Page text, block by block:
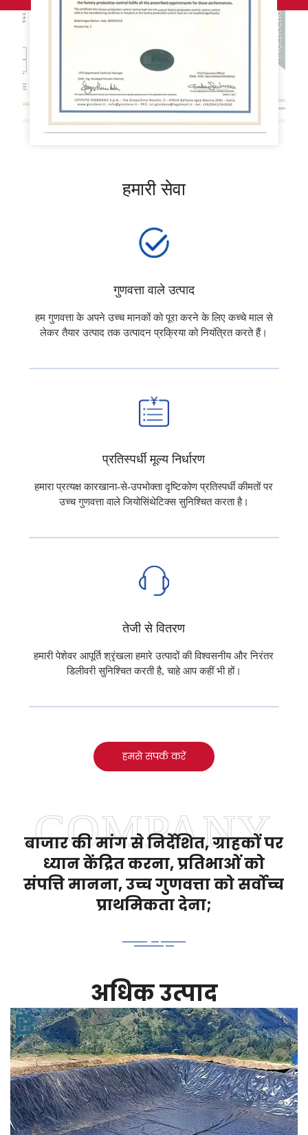
हमारी सेवा
गुणवत्ता वाले उत्पाद
हम गुणवत्ता के अपने उच्च मानकों को पूरा करने के लिए कच्चे माल से
लेकर तैयार उत्पाद तक उत्पादन प्रक्रिया को नियंत्रित करते हैं।
प्रतिस्पर्धी मूल्य निर्धारण
हमारा प्रत्यक्ष कारखाना-से-उपभोक्ता दृष्टिकोण प्रतिस्पर्धी कीमतों पर
उच्च गुणवत्ता वाले जियोसिंथेटिक्स सुनिश्चित करता है।
तेजी से वितरण
हमारी पेशेवर आपूर्ति श्रृंखला हमारे उत्पादों की विश्वसनीय और निरंतर
डिलीवरी सुनिश्चित करती है, चाहे आप कहीं भी हों।
हमसे संपर्क करें
बाजार की मांग से निर्देशित, ग्राहकों पर
ध्यान केंद्रित करना, प्रतिभाओं को
संपत्ति मानना, उच्च गुणवत्ता को सर्वोच्च
प्राथमिकता देना;
अधिक उत्पाद